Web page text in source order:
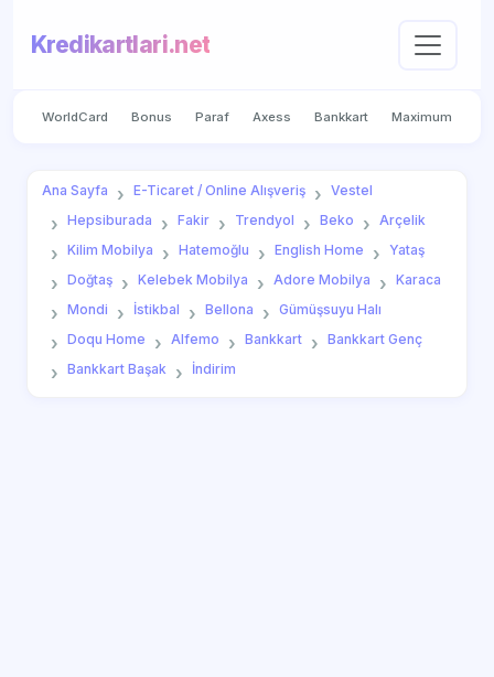
Kredikartlari.net
WorldCard Bonus Paraf Axess Bankkart Maximum
Ana Sayfa E-Ticaret / Online Alışveriş
Vestel
Hepsiburada
Fakir Trendyol Beko
Arçelik
Kilim Mobilya
Hatemoğlu English Home
Yataş
Doğtaş
Kelebek Mobilya Adore Mobilya
Karaca
Mondi
İstikbal Bellona
Gümüşsuyu Halı
Doqu Home
Alfemo Bankkart
Bankkart Genç
Bankkart Başak
İndirim